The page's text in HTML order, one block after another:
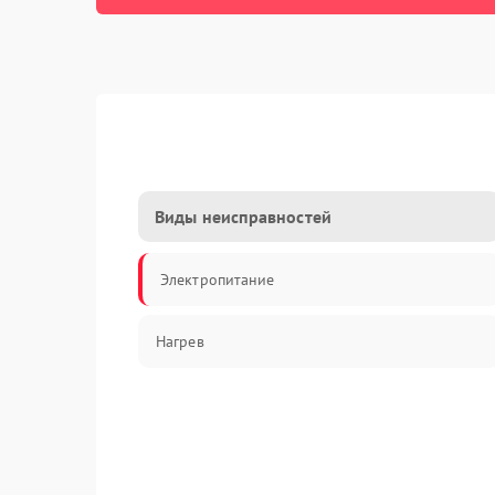
Виды неисправностей
Электропитание
Нагрев